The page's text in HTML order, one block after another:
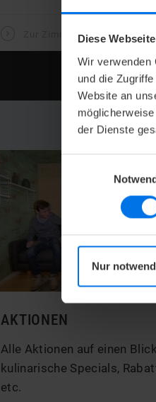
Diese
Wir verwenden
und die
Website an
der Dienste
Nur
Zur Zimmerübersicht
AKTIONEN
Alle Aktionen auf einen
kulinarische Specials,
etc.